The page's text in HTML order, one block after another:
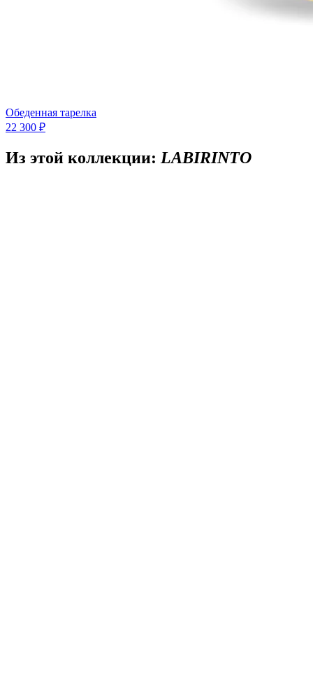
Обеденная тарелка
22 300 ₽
Из этой коллекции: LABIRINTO